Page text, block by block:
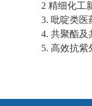
2 精细化工
3. 吡啶类医
4. 共聚酯及
5. 高效抗紫